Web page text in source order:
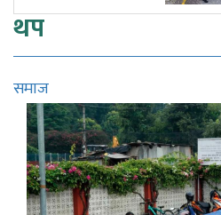
थप
समाज